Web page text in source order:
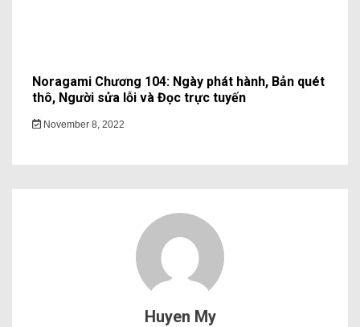
Noragami Chương 104: Ngày phát hành, Bản quét
thô, Người sửa lỗi và Đọc trực tuyến
November 8, 2022
Huyen My